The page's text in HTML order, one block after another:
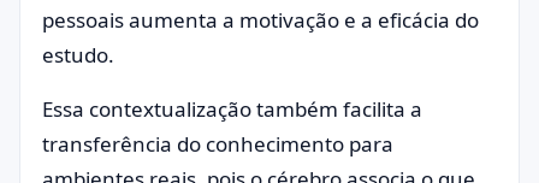
pessoais aumenta a motivação e a eficácia do
estudo.
Essa contextualização também facilita a
transferência do conhecimento para